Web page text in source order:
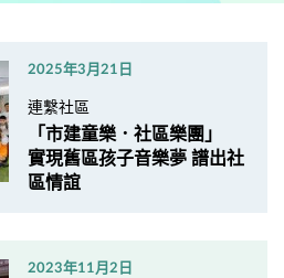
2025年3月21日
連繫社區
「市建童樂．社區樂團」
實現舊區孩子音樂夢 譜出社
區情誼
2023年11月2日